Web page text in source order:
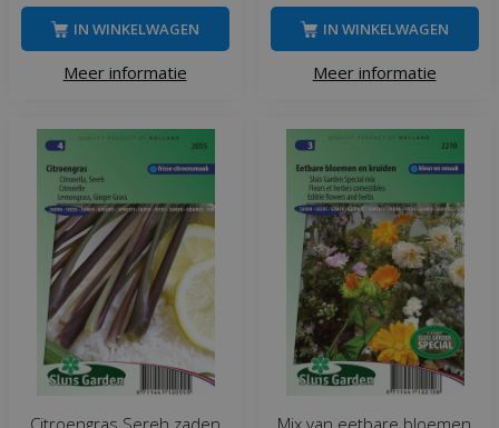
Meer informatie
IN WINKELWAGEN
Meer informatie
IN WINKELWAGEN